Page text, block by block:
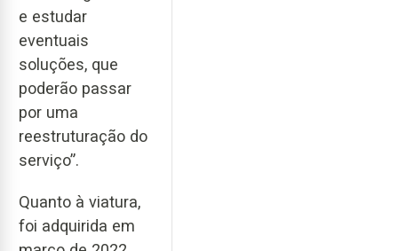
e estudar
eventuais
soluções, que
poderão passar
por uma
reestruturação do
serviço”.
Quanto à viatura,
foi adquirida em